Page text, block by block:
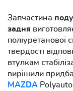
Запчастина
задня
поліуретанової
твердості
втулкам
вирішили
MAZDA